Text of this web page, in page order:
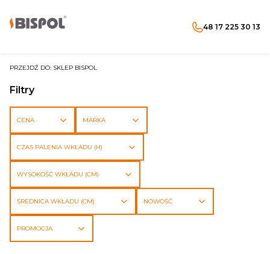
48 17 225 30 13
PRZEJDŹ DO: SKLEP BISPOL
Filtry
CENA MARKA
CZAS PALENIA WKŁADU (H)
WYSOKOŚĆ WKŁADU (CM)
ŚREDNICA WKŁADU (CM) NOWOŚĆ
PROMOCJA